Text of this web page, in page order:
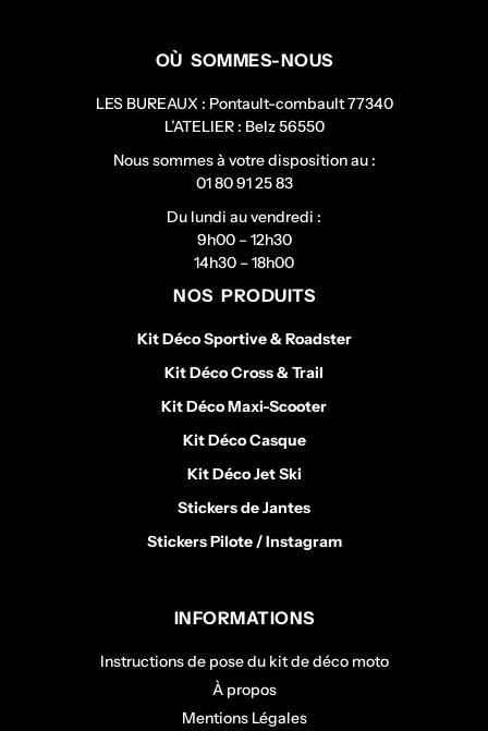
OÙ SOMMES-NOUS
LES BUREAUX : Pontault-combault 77340
L’ATELIER : Belz 56550
Nous sommes à votre disposition au :
01 80 91 25 83
Du lundi au vendredi :
9h00 – 12h30
14h30 – 18h00
NOS PRODUITS
Kit Déco Sportive & Roadster
Kit Déco Cross & Trail
Kit Déco Maxi-Scooter
Kit Déco Casque
Kit Déco Jet Ski
Stickers de Jantes
Stickers Pilote / Instagram
INFORMATIONS
Instructions de pose du kit de déco moto
À propos
Mentions Légales